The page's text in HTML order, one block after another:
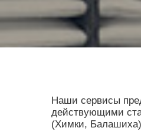
Наши сервисы
действующими
(Химки,